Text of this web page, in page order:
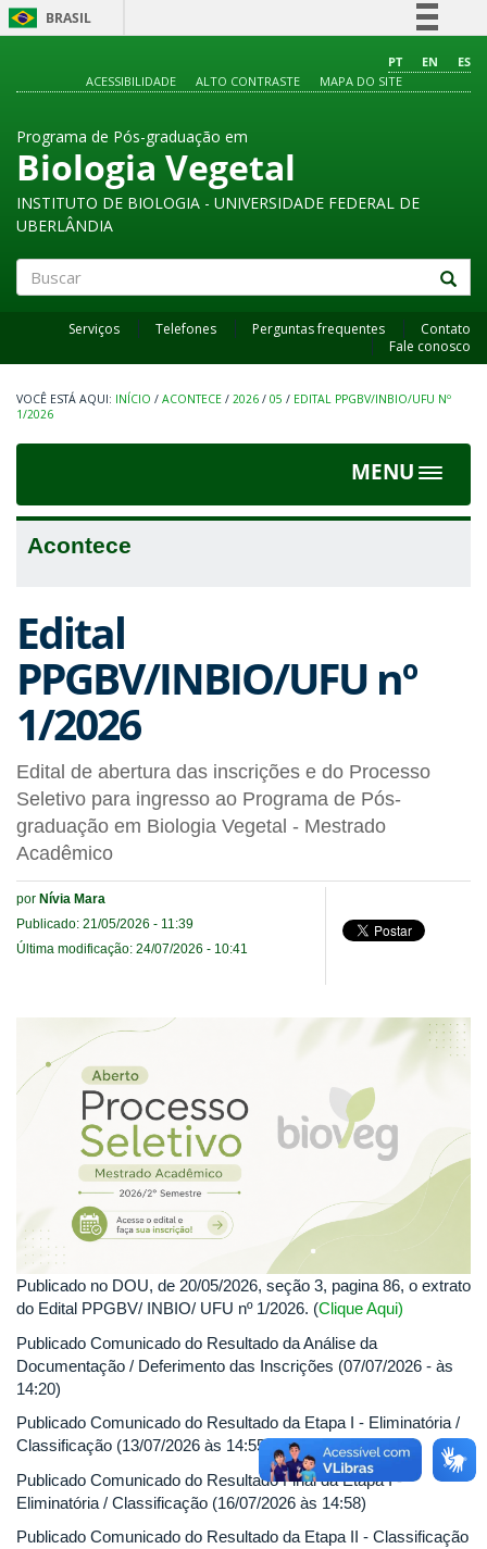
BRASIL
Comunica BR
Acesso à informação
PT EN
ES
ACESSIBILIDADE
ALTO CONTRASTE MAPA DO SITE
Programa de Pós-graduação em
Biologia Vegetal
INSTITUTO DE BIOLOGIA - UNIVERSIDADE FEDERAL DE
UBERLÂNDIA
Serviços Telefones Perguntas frequentes
Contato
Fale conosco
INÍCIO / ACONTECE / 2026 / 05 / EDITAL PPGBV/INBIO/UFU Nº
1/2026
MENU
Toggle
Acontece
Edital
PPGBV/INBIO/UFU nº
1/2026
Edital de abertura das inscrições e do Processo
Seletivo para ingresso ao Programa de Pós-
graduação em Biologia Vegetal - Mestrado
Acadêmico
por Nívia Mara
Publicado: 21/05/2026 - 11:39
Última modificação: 24/07/2026 - 10:41
Publicado no DOU, de 20/05/2026, seção 3, pagina 86, o extrato
do Edital PPGBV/ INBIO/ UFU nº 1/2026. (Clique Aqui)
Publicado Comunicado do Resultado da Análise da
Documentação / Deferimento das Inscrições (07/07/2026 - às
14:20)
Publicado Comunicado do Resultado da Etapa I - Eliminatória /
Classificação (13/07/2026 às 14:55)
Publicado Comunicado do Resultado Final da Etapa I -
Eliminatória / Classificação (16/07/2026 às 14:58)
Publicado Comunicado do Resultado da Etapa II - Classificação